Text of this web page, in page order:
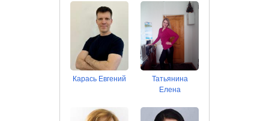
Карась Евгений
Татьянина
Елена